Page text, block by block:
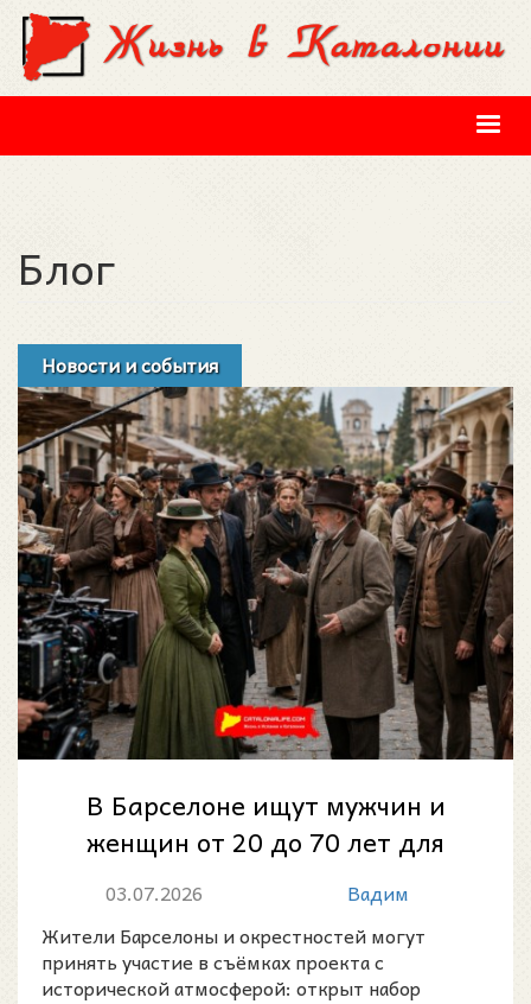
Перейти к основному содержанию
Блог
Новости и события
В Барселоне ищут мужчин и
женщин от 20 до 70 лет для
оплачиваемых съёмок в
историческом пр...
03.07.2026
Вадим
Жители Барселоны и окрестностей могут
принять участие в съёмках проекта с
исторической атмосферой: открыт набор